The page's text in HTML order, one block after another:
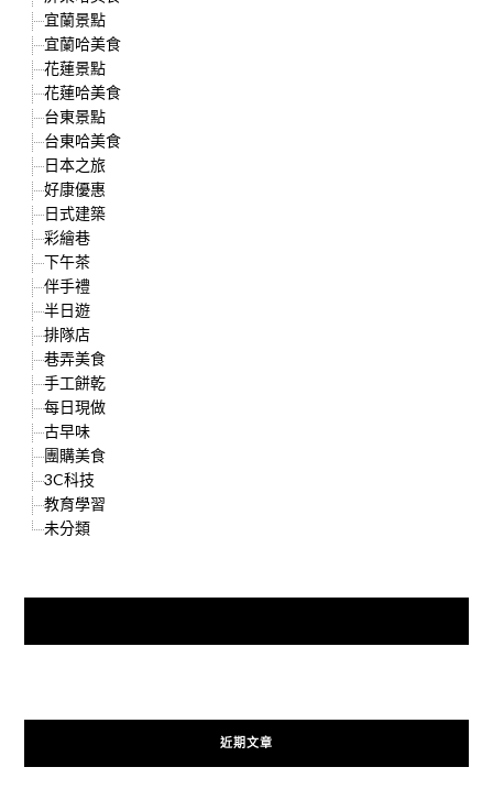
宜蘭景點
宜蘭哈美食
花蓮景點
花蓮哈美食
台東景點
台東哈美食
日本之旅
好康優惠
日式建築
彩繪巷
下午茶
伴手禮
半日遊
排隊店
巷弄美食
手工餅乾
每日現做
古早味
團購美食
3C科技
教育學習
未分類
近期文章